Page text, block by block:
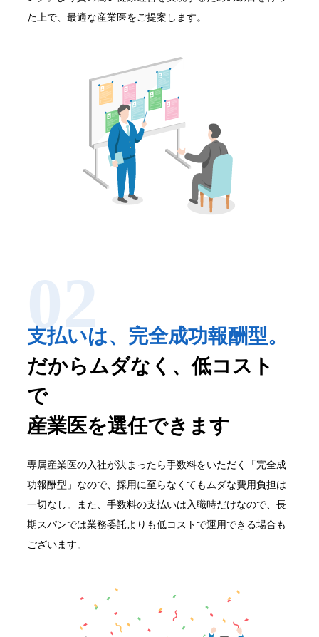
た上で、最適な産業医をご提案します。
支払いは、完全成功報酬型。
だからムダなく、低コスト
で
産業医を選任できます
専属産業医の入社が決まったら手数料をいただく「完全成
功報酬型」なので、採用に至らなくてもムダな費用負担は
一切なし。また、手数料の支払いは入職時だけなので、長
期スパンでは業務委託よりも低コストで運用できる場合も
ございます。